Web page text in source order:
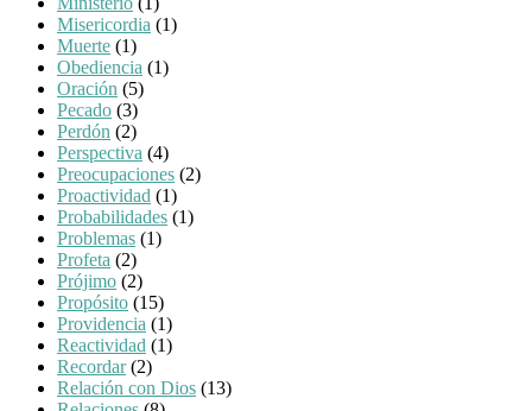
Misericordia (1)
Muerte (1)
Obediencia (1)
Oración (5)
Pecado (3)
Perdón (2)
Perspectiva (4)
Preocupaciones (2)
Proactividad (1)
Probabilidades (1)
Problemas (1)
Profeta (2)
Prójimo (2)
Propósito (15)
Providencia (1)
Reactividad (1)
Recordar(2)
Relación con Dios (13)